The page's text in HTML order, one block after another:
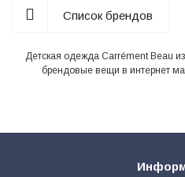
Список брендов
Детская одежда Carrément Beau
брендовые вещи в интернет